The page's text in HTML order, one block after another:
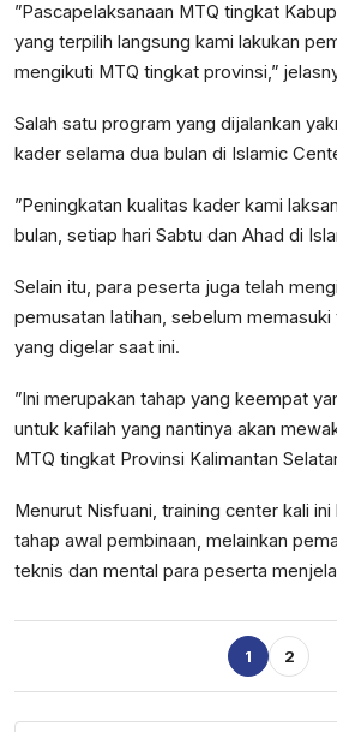
”Pascapelaksanaan MTQ tingkat
yang terpilih langsung kami lakukan
mengikuti MTQ tingkat provinsi,”
Salah satu program yang dijalankan
kader selama dua bulan di Islamic
”Peningkatan kualitas kader kami
bulan, setiap hari Sabtu dan Ahad di
Selain itu, para peserta juga telah
pemusatan latihan, sebelum
yang digelar saat ini.
”Ini merupakan tahap yang keempat
untuk kafilah yang nantinya akan
MTQ tingkat Provinsi Kalimantan
Menurut Nisfuani, training center kali
tahap awal pembinaan, melainkan
teknis dan mental para peserta
1 2